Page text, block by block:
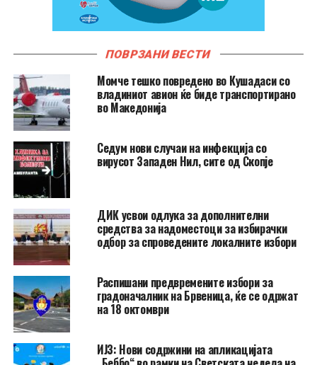
ПОВРЗАНИ ВЕСТИ
Момче тешко повредено во Кушадаси со
владиниот авион ќе биде транспортирано
во Македонија
Седум нови случаи на инфекција со
вирусот Западен Нил, сите од Скопје
ДИК усвои одлука за дополнителни
средства за надоместоци за избирачки
одбор за спроведените локалните избори
Распишани предвремените избори за
градоначалник на Брвеница, ќе се одржат
на 18 октомври
ИЈЗ: Нови содржини на апликацијата